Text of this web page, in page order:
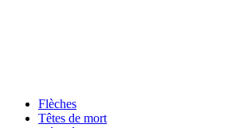
Flèches
Têtes de mort